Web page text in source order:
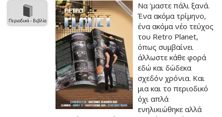
Περιοδικά - Βιβλία
Να 'μαστε πάλι ξανά.
Ένα ακόμα τρίμηνο,
ένα ακόμα νέο τεύχος
του Retro Planet,
όπως συμβαίνει
άλλωστε κάθε φορά
εδώ και δώδεκα
σχεδόν χρόνια. Και
μια και το περιοδικό
όχι απλά
ενηλικιώθηκε αλλά